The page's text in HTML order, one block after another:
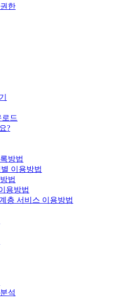
한
드
?
방법
이용방법
법
용방법
층 서비스 이용방법
석